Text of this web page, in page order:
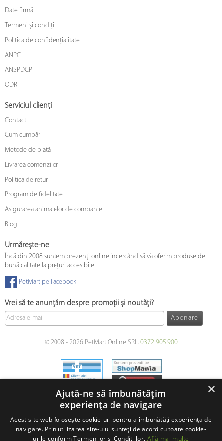
Date firmă
Termeni și condiții
Politica de confidențialitate
ANPC
ANSPDCP
ODR
Serviciul clienți
Contact
Cum cumpăr
Metode de plată
Livrarea comenzilor
Politica de retur
Program de fidelitate
Asigurarea animalelor de companie
Blog
Urmărește-ne
Încă din 2008 suntem prezenți online încercând să vă oferim produse de
bună calitate la prețuri accesibile
PetMart pe Facebook
Vrei să te anunțăm despre promoții și noutăți?
Abonare
© 2008 - 2026 PetMart Online SRL. 0372 905 900
×
Ajută-ne să îmbunătățim
experiența de navigare
Acest site web folosește cookie-uri pentru a îmbunătăți experiența de
navigare. Prin utilizarea site-ului sunteți de acord cu toate cookie-
urile conform Termenilor și Condițiilor. Află mai multe